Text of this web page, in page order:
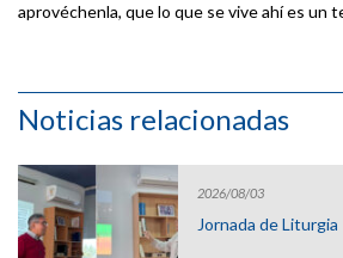
aprovéchenla, que lo que se vive ahí es un
Noticias relacionadas
2026/08/03
Jornada de Liturgia